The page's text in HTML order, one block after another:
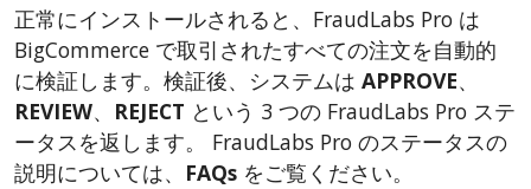
正常にインストールされると、FraudLabs Pro は
BigCommerce で取引されたすべての注文を自動的
に検証します。検証後、システムは APPROVE、
REVIEW、 REJECT という 3 つの FraudLabs Pro ステ
ータスを返します。 FraudLabs Pro のステータスの
説明については、 FAQs をご覧ください。